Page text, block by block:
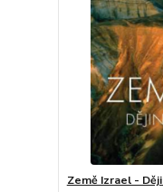
Země Izrael -